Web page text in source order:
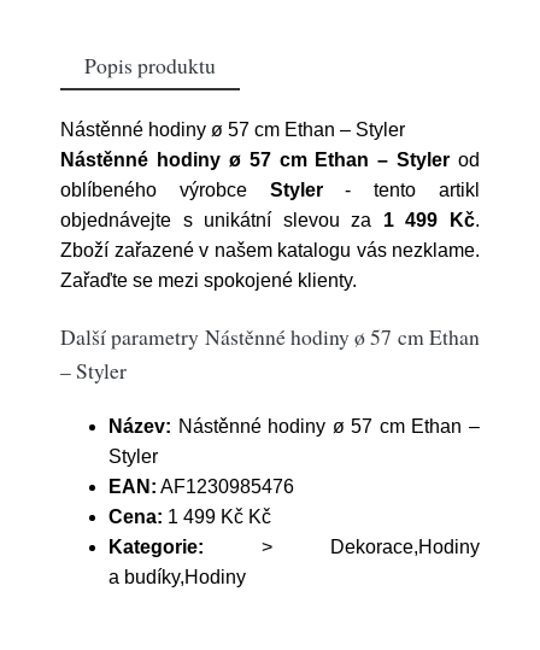
Popis produktu
Nástěnné hodiny ø 57 cm Ethan – Styler
Nástěnné hodiny ø 57 cm Ethan – Styler od
oblíbeného výrobce Styler- tento artikl
objednávejte s unikátní slevou za 1 499 Kč.
Zboží zařazené v našem katalogu vás nezklame.
Zařaďte se mezi spokojené klienty.
Další parametry Nástěnné hodiny ø 57 cm Ethan
– Styler
Název: Nástěnné hodiny ø 57 cm Ethan –
Styler
EAN: AF1230985476
Cena: 1 499 Kč Kč
Kategorie: > Dekorace,Hodiny
a budíky,Hodiny